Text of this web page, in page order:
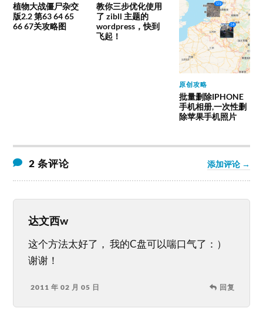
植物大战僵尸杂交
版2.2 第63 64 65
66 67关攻略图
教你三步优化使用
了 zibll 主题的
wordpress，快到
飞起！
原创攻略
批量删除IPHONE
手机相册,一次性删
除苹果手机照片
2 条评论 添加评论 →
达文西w
这个方法太好了， 我的C盘可以喘口气了：）
谢谢！
2011 年 02 月 05 日 回复